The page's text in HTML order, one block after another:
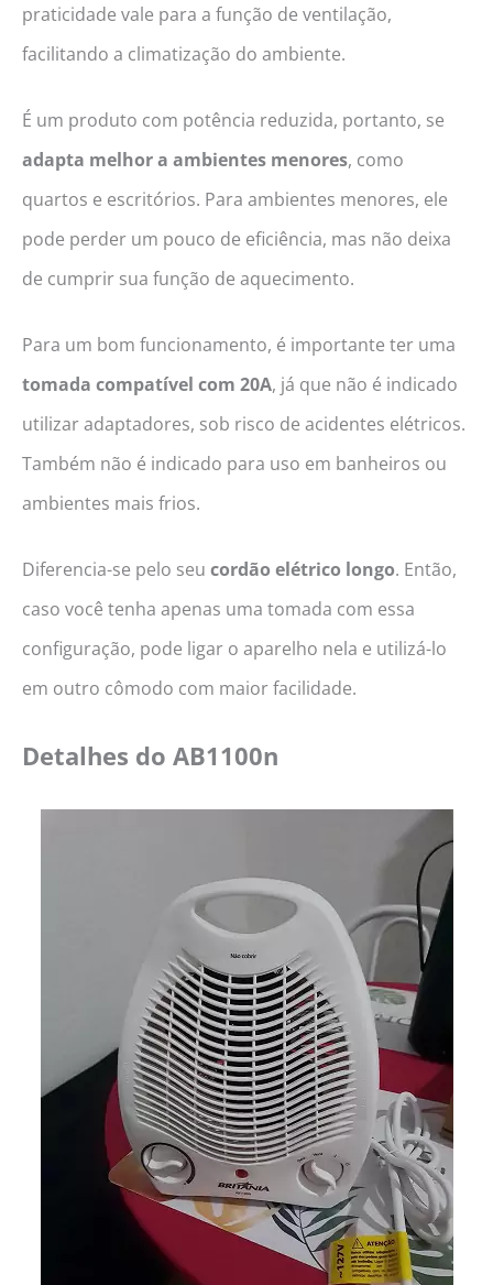
praticidade vale para a função de ventilação,
facilitando a climatização do ambiente.
É um produto com potência reduzida, portanto, se
adapta melhor a ambientes menores, como
quartos e escritórios. Para ambientes menores, ele
pode perder um pouco de eficiência, mas não deixa
de cumprir sua função de aquecimento.
Para um bom funcionamento, é importante ter uma
tomada compatível com 20A, já que não é indicado
utilizar adaptadores, sob risco de acidentes elétricos.
Também não é indicado para uso em banheiros ou
ambientes mais frios.
Diferencia-se pelo seu cordão elétrico longo. Então,
caso você tenha apenas uma tomada com essa
configuração, pode ligar o aparelho nela e utilizá-lo
em outro cômodo com maior facilidade.
Detalhes do AB1100n